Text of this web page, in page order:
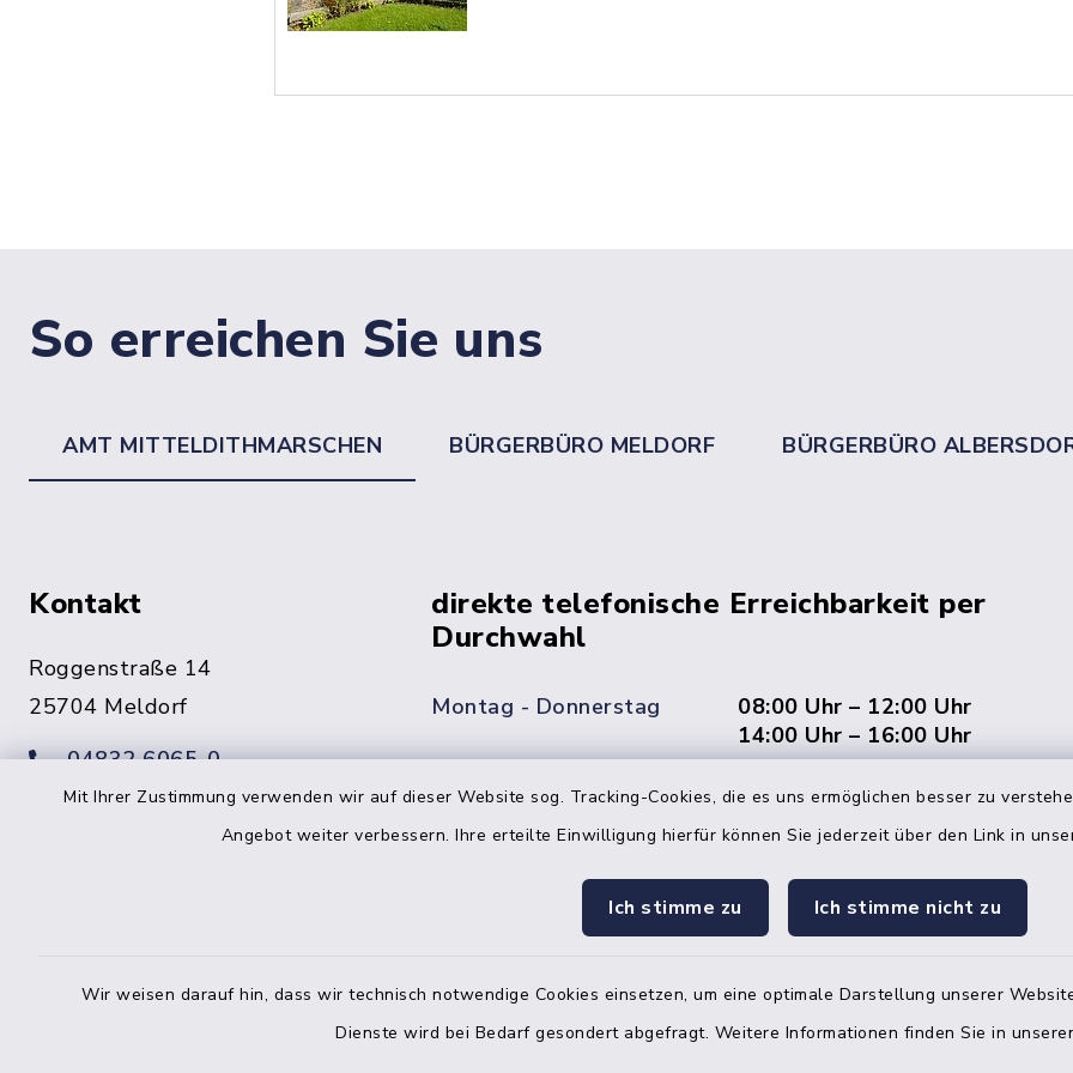
Mit Ihrer Zustimmung verwenden wir auf dieser Website sog. Tracking-Cookies, die es uns ermöglichen besser zu
Angebot weiter verbessern. Ihre erteilte Einwilligung hierfür können Sie jederzeit über den Link in
Ich stimme zu Ich stimme nicht zu
Wir weisen darauf hin, dass wir technisch notwendige Cookies einsetzen, um eine optimale Darstellung unserer
Dienste wird bei Bedarf gesondert abgefragt. Weitere Informationen finden Sie in
So erreichen Sie uns
AMT MITTELDITHMARSCHEN BÜRGERBÜRO MELDORF BÜRGERBÜRO
Kontakt
Roggenstraße 14
25704 Meldorf
04832 6065-0
direkte telefonische Erreichbarkeit per
Durchwahl
Montag - Donnerstag
08:00 Uhr – 12:00 Uhr
14:00 Uhr – 16:00 Uhr
Freitag
08:00 Uhr – 12:00 Uhr
Online-Terminvereinbarung
keinen zeitnahen Termin? Rufen Sie uns gerne unter der
Telefonnummer 04832 6065 0 an!